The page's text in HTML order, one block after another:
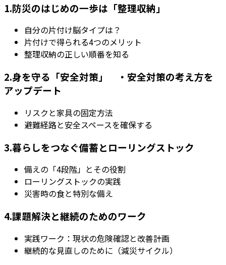
1.防災のはじめの一歩は「整理収納」
自分の片付け脳タイプは？
片付けで得られる4つのメリット
整理収納の正しい順番を知る
2.身を守る「安全対策」 ・安全対策の考え方を
アップデート
リスクと家具の固定方法
避難経路と安全スペースを確保する
3.暮らしをつなぐ備蓄とローリングストック
備えの「4段階」とその役割
ローリングストックの実践
災害時の食と特別な備え
4.課題解決と継続のためのワーク
実践ワーク：現状の危険確認と改善計画
継続的な見直しのために（減災サイクル）